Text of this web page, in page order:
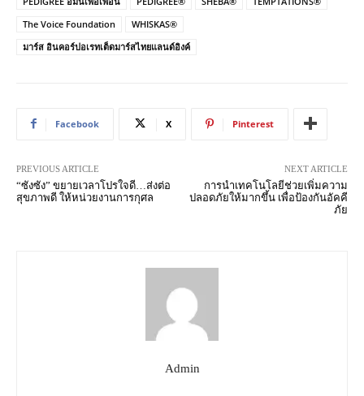
The Voice Foundation
WHISKAS®
มาร์ส อินคอร์ปอเรทเต็ดมาร์สไทยแลนด์อิงค์
Facebook X Pinterest
PREVIOUS ARTICLE
“ซังซัง” ขยายเวลาโปรใจดี…ส่งต่อ
สุขภาพดี ให้หน่วยงานการกุศล
NEXT ARTICLE
การนำเทคโนโลยีช่วยเพิ่มความ
ปลอดภัยให้มากขึ้น เพื่อป้องกันอัคคี
ภัย
Admin